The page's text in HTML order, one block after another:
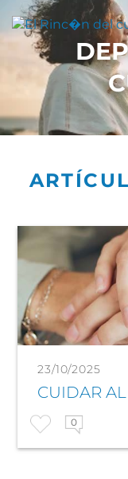
23/10/2025
CUIDAR
0